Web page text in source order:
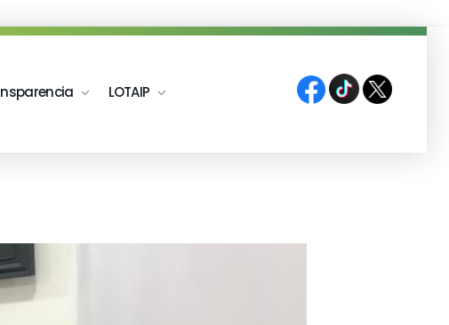
LOTAIP